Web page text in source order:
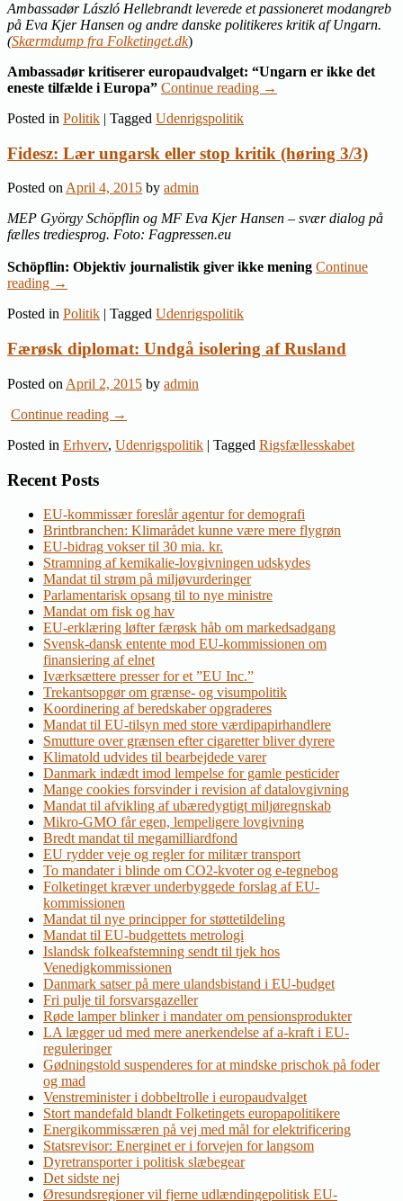
Ambassadør László Hellebrandt leverede et passioneret modangreb
på Eva Kjer Hansen og andre danske politikeres kritik af Ungarn.
(Skærmdump fra Folketinget.dk)
Ambassadør kritiserer europaudvalget: “Ungarn er ikke det
eneste tilfælde i Europa” Continue reading →
Posted in Politik | Tagged Udenrigspolitik
Fidesz: Lær ungarsk eller stop kritik (høring 3/3)
Posted onApril 4, 2015 by admin
MEP György Schöpflin og MF Eva Kjer Hansen – svær dialog på
fælles trediesprog. Foto: Fagpressen.eu
Schöpflin: Objektiv journalistik giver ikke mening Continue
reading →
Posted in Politik Tagged Udenrigspolitik
Færøsk diplomat: Undgå isolering af Rusland
Posted on April 2, 2015 by admin
Continue reading →
Posted in Erhverv, Udenrigspolitik | Tagged Rigsfællesskabet
Recent Posts
EU-kommissær foreslår agentur for demografi
Brintbranchen: Klimarådet kunne være mere flygrøn
EU-bidrag vokser til 30 mia. kr.
Stramning af kemikalie-lovgivningen udskydes
Mandat til strøm på miljøvurderinger
Parlamentarisk opsang til to nye ministre
Mandat om fisk og hav
EU-erklæring løfter færøsk håb om markedsadgang
Svensk-dansk entente mod EU-kommissionen om
finansiering af elnet
Iværksættere presser for et ”EU Inc.”
Trekantsopgør om grænse- og visumpolitik
Koordinering af beredskaber opgraderes
Mandat til EU-tilsyn med store værdipapirhandlere
Smutture over grænsen efter cigaretter bliver dyrere
Klimatold udvides til bearbejdede varer
Danmark indædt imod lempelse for gamle pesticider
Mange cookies forsvinder i revision af datalovgivning
Mandat til afvikling af ubæredygtigt miljøregnskab
Mikro-GMO får egen, lempeligere lovgivning
Bredt mandat til megamilliardfond
EU rydder veje og regler for militær transport
To mandater i blinde om CO2-kvoter og e-tegnebog
Folketinget kræver underbyggede forslag af EU-
kommissionen
Mandat til nye principper for støttetildeling
Mandat til EU-budgettets metrologi
Islandsk folkeafstemning sendt til tjek hos
Venedigkommissionen
Danmark satser på mere ulandsbistand i EU-budget
Fri pulje til forsvarsgazeller
Røde lamper blinker i mandater om pensionsprodukter
LA lægger ud med mere anerkendelse af a-kraft i EU-
reguleringer
Gødningstold suspenderes for at mindske prischok på foder
og mad
Venstreminister i dobbeltrolle i europaudvalget
Stort mandefald blandt Folketingets europapolitikere
Energikommissæren på vej med mål for elektrificering
Statsrevisor: Energinet er i forvejen for langsom
Dyretransporter i politisk slæbegear
Det sidste nej
Øresundsregioner vil fjerne udlændingepolitisk EU-